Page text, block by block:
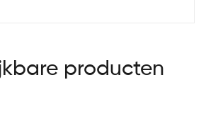
producten